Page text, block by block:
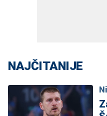
NAJČITANIJE